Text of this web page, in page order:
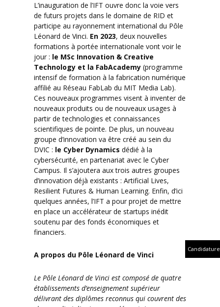
L’inauguration de l’IFT ouvre donc la voie vers
de futurs projets dans le domaine de RID et
participe au rayonnement international du Pôle
Léonard de Vinci. En 2023, deux nouvelles
formations à portée internationale vont voir le
jour : le MSc Innovation & Creative
Technology et la FabAcademy (programme
intensif de formation à la fabrication numérique
affilié au Réseau FabLab du MIT Media Lab).
Ces nouveaux programmes visent à inventer de
nouveaux produits ou de nouveaux usages à
partir de technologies et connaissances
scientifiques de pointe. De plus, un nouveau
groupe d’innovation va être créé au sein du
DVIC : le Cyber Dynamics dédié à la
cybersécurité, en partenariat avec le Cyber
Campus. Il s’ajoutera aux trois autres groupes
d’innovation déjà existants : Artificial Lives,
Resilient Futures & Human Learning. Enfin, d’ici
quelques années, l’IFT a pour projet de mettre
en place un accélérateur de startups inédit
soutenu par des fonds économiques et
financiers.
A propos du Pôle Léonard de Vinci
Le Pôle Léonard de Vinci est composé de quatre
établissements d’enseignement supérieur
délivrant des diplômes reconnus qui couvrent des
Candidature